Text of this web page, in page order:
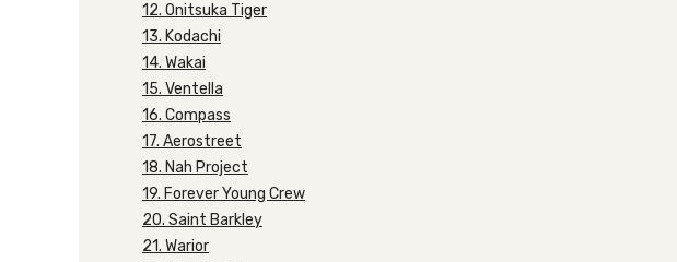
12. Onitsuka Tiger
13. Kodachi
14. Wakai
15. Ventella
16. Compass
17. Aerostreet
18. Nah Project
19. Forever Young Crew
20. Saint Barkley
21. Warior